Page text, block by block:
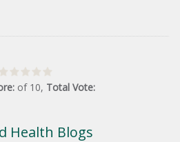
of 10, Total Vote:
Health Blogs